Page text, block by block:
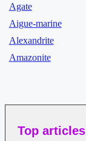
Agate
Aigue-marine
Alexandrite
Amazonite
Top articles